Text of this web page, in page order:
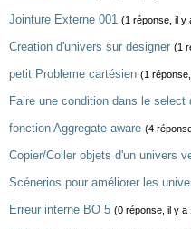
Jointure Externe 001 (1 réponse, il y
Creation d'univers sur designer (1
petit Probleme cartésien (1
Faire une condition dans le select
fonction Aggregate aware (4
Copier/Coller objets d'un univers
Scénerios pour améliorer les
Erreur interne BO 5 (0 réponse, il y a